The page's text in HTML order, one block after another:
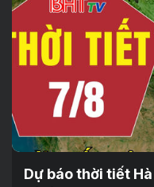
Dự báo thời tiết